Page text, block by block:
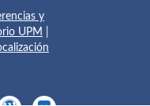
y
UPM